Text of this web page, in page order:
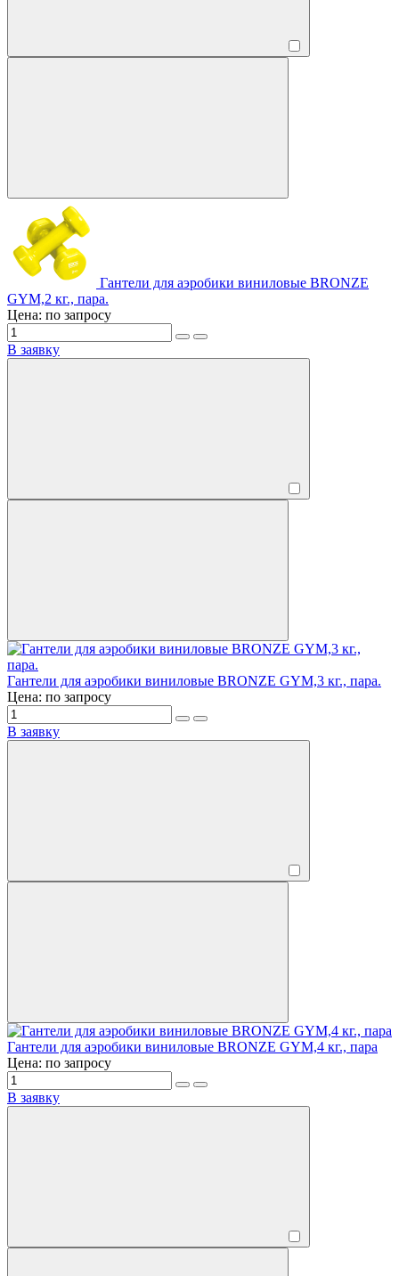
Гантели для аэробики виниловые BRONZE
GYM,2 кг., пара.
Цена: по запросу
В заявку
Гантели для аэробики виниловые BRONZE GYM,3 кг., пара.
Цена: по запросу
В заявку
Гантели для аэробики виниловые BRONZE GYM,4 кг., пара
Цена: по запросу
В заявку